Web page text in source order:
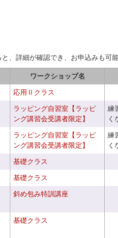
、詳細が確認でき、お申込みも可能
ワークショップ名
応用Ⅱクラス
ラッピング自習室【ラッピ
ング講習会受講者限定】
練
く
ラッピング自習室【ラッピ
ング講習会受講者限定】
練
く
基礎クラス
基礎クラス
斜め包み特訓講座
基礎クラス